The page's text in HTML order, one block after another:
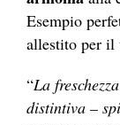
Esempio
allestito per il
“La
distintiva –